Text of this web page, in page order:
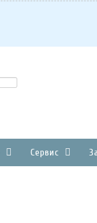
Сервис